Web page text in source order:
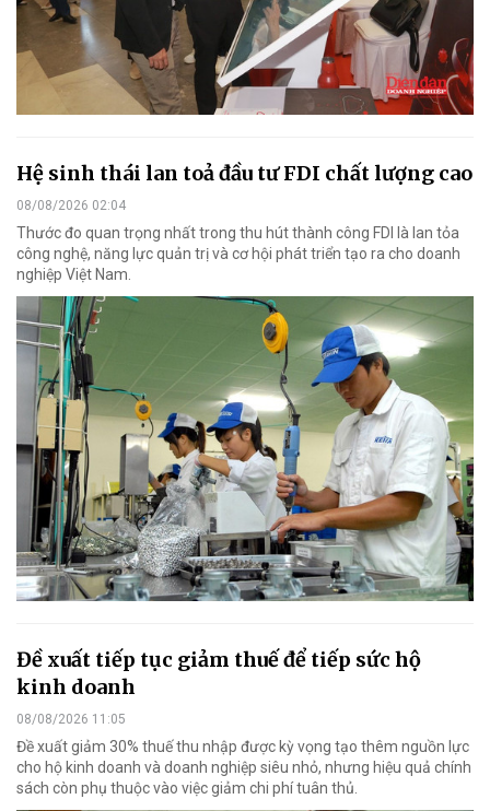
Hệ sinh thái lan toả đầu tư FDI chất lượng cao
08/08/2026 02:04
Thước đo quan trọng nhất trong thu hút thành công FDI là lan tỏa
công nghệ, năng lực quản trị và cơ hội phát triển tạo ra cho doanh
nghiệp Việt Nam.
Đề xuất tiếp tục giảm thuế để tiếp sức hộ
kinh doanh
08/08/2026 11:05
Đề xuất giảm 30% thuế thu nhập được kỳ vọng tạo thêm nguồn lực
cho hộ kinh doanh và doanh nghiệp siêu nhỏ, nhưng hiệu quả chính
sách còn phụ thuộc vào việc giảm chi phí tuân thủ.